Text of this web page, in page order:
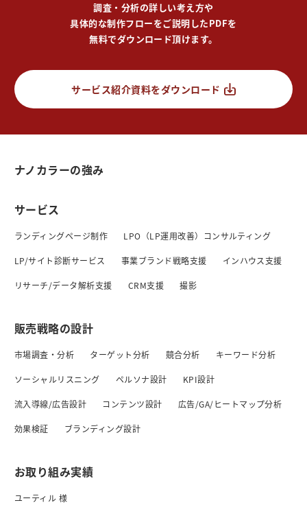
調査・分析の詳しい考え方や
具体的な制作フローをご説明したPDFを
無料でダウンロード頂けます。
サービス紹介資料をダウンロード
ナノカラーの強み
サービス
ランディングページ制作 LPO（LP運用改善）コンサルティング
LP/サイト診断サービス 事業ブランド戦略支援 インハウス支援
リサーチ/データ解析支援 CRM支援 撮影
販売戦略の設計
市場調査・分析 ターゲット分析 競合分析 キーワード分析
ソーシャルリスニング ペルソナ設計 KPI設計
流入導線/広告設計 コンテンツ設計 広告/GA/ヒートマップ分析
効果検証 ブランディング設計
お取り組み実績
ユーティル 様